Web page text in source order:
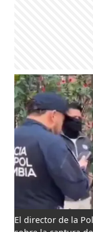
El director de la